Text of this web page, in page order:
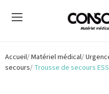
Accueil Matériel médical
secours Trousse de secours